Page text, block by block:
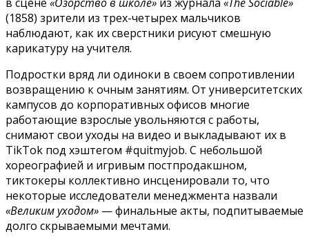
(1858) зрители из трех-четырех мальчиков
наблюдают, как их сверстники рисуют смешную
карикатуру на учителя.
Подростки вряд ли одиноки в своем сопротивлении
возвращению к очным занятиям. От университетских
кампусов до корпоративных офисов многие
работающие взрослые увольняются с работы,
снимают свои уходы на видео и выкладывают их в
TikTok под хэштегом #quitmyjob. С небольшой
хореографией и игривым постпродакшном,
тиктокеры коллективно инсценировали то, что
некоторые исследователи менеджмента назвали
«Великим уходом» — финальные акты, подпитываемые
долго скрываемыми мечтами.